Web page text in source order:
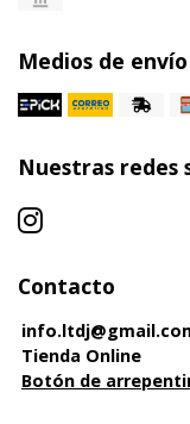
Medios de envío
Nuestras redes
Contacto
Tienda Online
Botón de